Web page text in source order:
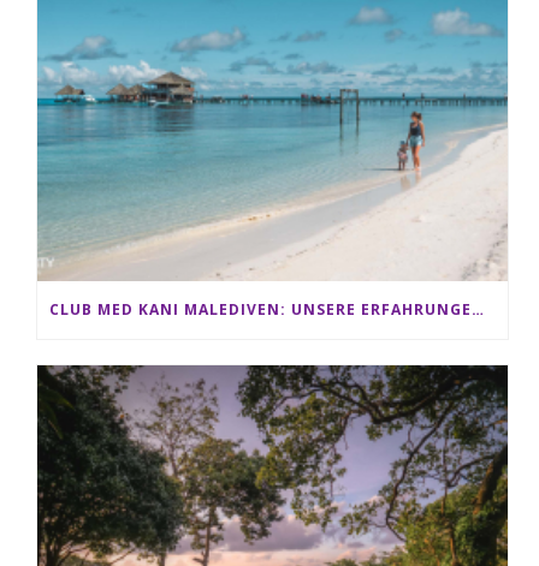
CLUB MED KANI MALEDIVEN: UNSERE ERFAHRUNGEN IM ALL-INCLUSIVE PARADIES